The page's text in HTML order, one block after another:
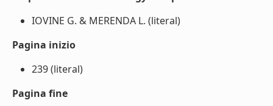
IOVINE G. & MERENDA L. (literal)
Pagina inizio
239 (literal)
Pagina fine